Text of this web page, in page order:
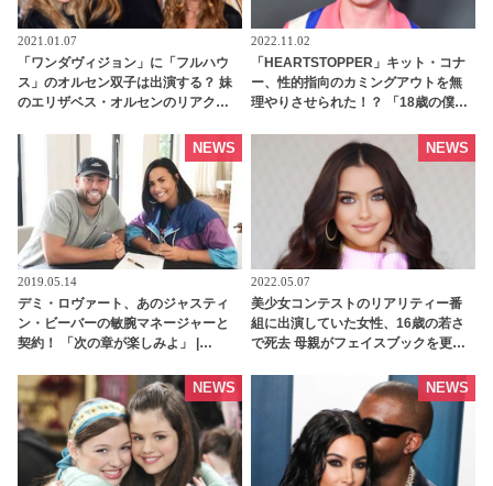
2021.01.07
「ワンダヴィジョン」に「フルハウ
ス」のオルセン双子は出演する？ 妹
のエリザベス・オルセンのリアクシ
2022.11.02
「HEARTSTOPPER」キット・コナ
ー、性的指向のカミングアウトを無
理やりさせられた！？ 「18歳の僕に
ターで世間に物申す - tvgroove
2019.05.14
デミ・ロヴァート、あのジャスティ
ン・ビーバーの敏腕マネージャーと
契約！ 「次の章が楽しみよ」 |
NEWS
2022.05.07
美少女コンテストのリアリティー番
組に出演していた女性、16歳の若さ
で死去 母親がフェイスブックを更新
することもできません」 - tvgroove
NEWS
NEWS NEWS